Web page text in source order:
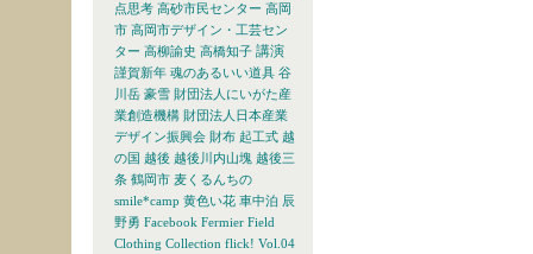
点思考 高砂市民センター 高岡
市 高岡市デザイン・工芸セン
ター 高柳諭史 高橋知子 講演
謹賀新年 魂のあるいい道具 谷
川岳 豪雪 財団法人にいがた産
業創造機構 財団法人日本産業
デザイン振興会 財布 起工式 越
の国 越後 越後川内山塊 越後三
条 鶴岡市 麦くるんちの
smile*camp 黄色い花 車中泊 辰
野勇 Facebook Fermier Field
Clothing Collection flick! Vol.04